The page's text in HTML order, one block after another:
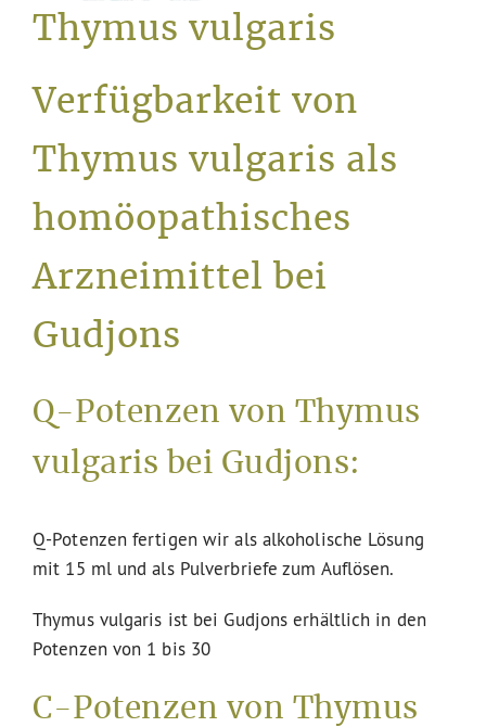
Service
Thymus vulgaris
Verfügbarkeit von
Thymus vulgaris als
homöopathisches
Arzneimittel bei
Gudjons
Q-Potenzen von Thymus
vulgaris bei Gudjons:
Q-Potenzen fertigen wir als alkoholische Lösung
mit 15 ml und als Pulverbriefe zum Auflösen.
Thymus vulgaris ist bei Gudjons erhältlich in den
Potenzen von 1 bis 30
C-Potenzen von Thymus